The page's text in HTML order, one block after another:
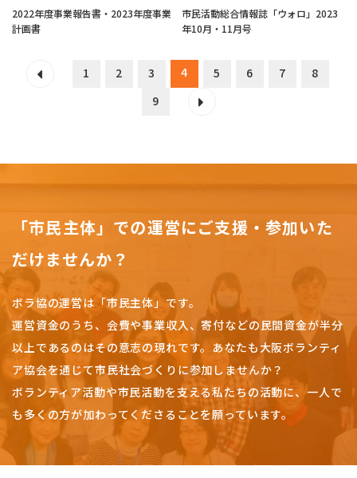
2022年度事業報告書・2023年度事業
計画書
市民活動総合情報誌「ウォロ」2023
年10月・11月号
1 2 3 4 5 6 7
8
9
「市民主体」での運営にご支援・参加いた
だけませんか？
ボラ協の運営は「市民主体」です。
運営資金のうち、会費や事業収入、寄付などの民間資金が半分
以上であるのはその意志の現れです。 あなたも大阪ボランティ
ア協会を通じて市民社会づくりに参加しませんか？
ボランティア活動や市民活動を支える私たちの活動に、一人で
も多くの方が加わってくださることを願っています。